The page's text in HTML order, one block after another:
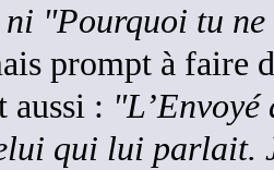
"Pourquoi tu ne
prompt à faire
aussi :
qui lui parlait.